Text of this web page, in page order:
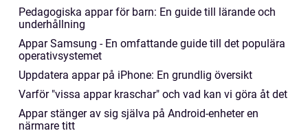
Pedagogiska appar för barn: En guide till lärande och
underhållning
Appar Samsung - En omfattande guide till det populära
operativsystemet
Uppdatera appar på iPhone: En grundlig översikt
Varför "vissa appar kraschar" och vad kan vi göra åt det
Appar stänger av sig själva på Android-enheter en
närmare titt